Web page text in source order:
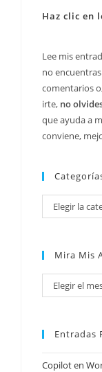
Haz clic en
Lee mis
no
comentarios
irte, no
que ayuda a
conviene,
Categorías
Elegir la
Mira Mis
Mira
mis
Elegir el
Entradas
Copilot en